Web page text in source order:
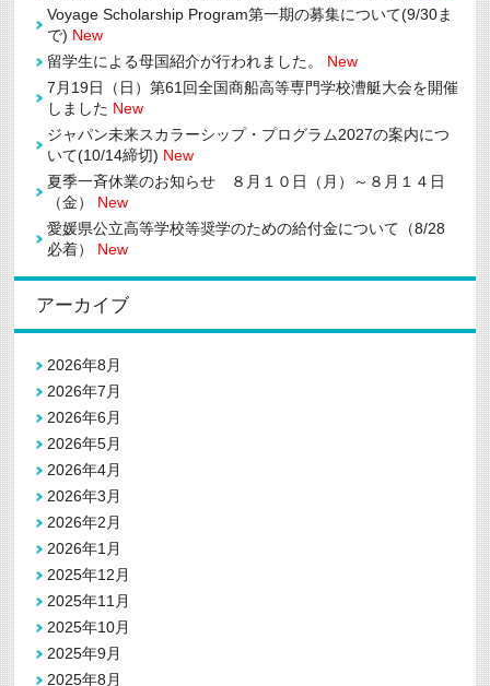
Voyage Scholarship Program第一期の募集について(9/30ま
で) New
留学生による母国紹介が行われました。 New
7月19日（日）第61回全国商船高等専門学校漕艇大会を開催
しました New
ジャパン未来スカラーシップ・プログラム2027の案内につ
いて(10/14締切) New
夏季一斉休業のお知らせ ８月１０日（月）～８月１４日
（金） New
愛媛県公立高等学校等奨学のための給付金について（8/28
必着） New
アーカイブ
2026年8月
2026年7月
2026年6月
2026年5月
2026年4月
2026年3月
2026年2月
2026年1月
2025年12月
2025年11月
2025年10月
2025年9月
2025年8月